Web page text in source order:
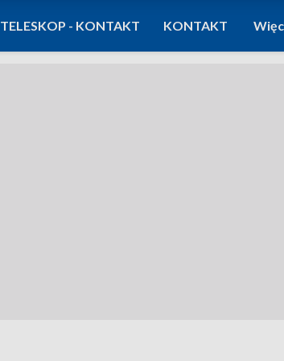
TELESKOP - KONTAKT KONTAKT